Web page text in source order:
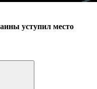
уступил место